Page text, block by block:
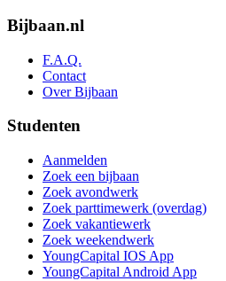
Bijbaan.nl
F.A.Q.
Contact
Over Bijbaan
Studenten
Aanmelden
Zoek een bijbaan
Zoek avondwerk
Zoek parttimewerk (overdag)
Zoek vakantiewerk
Zoek weekendwerk
YoungCapital IOS App
YoungCapital Android App